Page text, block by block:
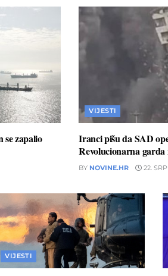
zapalio
VIJESTI
Iranci pišu da SAD
Revolucionarna
BY NOVINE.HR 22.
VIJESTI